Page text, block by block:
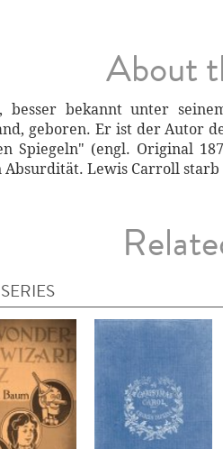
About
besser bekannt unter
geboren. Er ist der Autor
Spiegeln" (engl. Original
Lewis Carroll starb